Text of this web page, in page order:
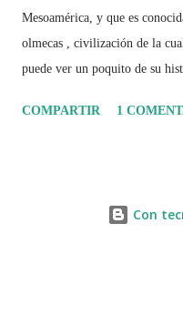
Mesoamérica, y que es
olmecas , civilización de la
puede ver un poquito de su
COMPARTIR
1
Con